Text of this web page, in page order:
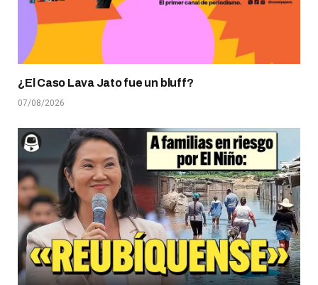
¿El Caso Lava Jato fue un bluff?
07/08/2026